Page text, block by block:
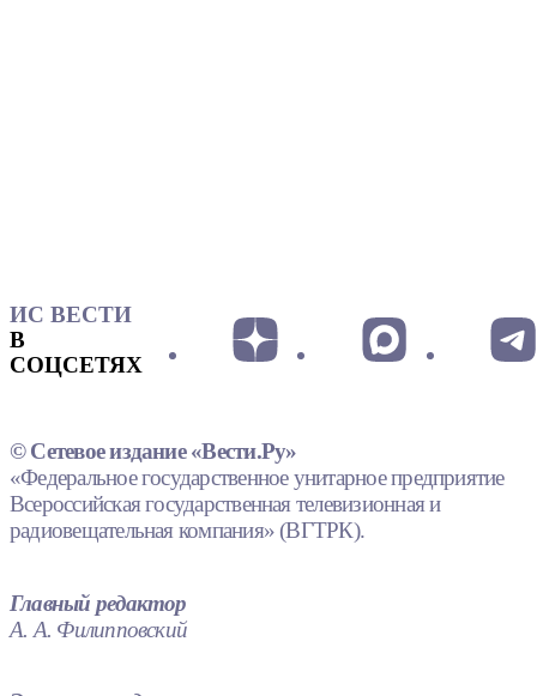
ИС ВЕСТИ
В
СОЦСЕТЯХ
© Сетевое издание «Вести.Ру»
«Федеральное государственное унитарное предприятие
Всероссийская государственная телевизионная и
радиовещательная компания» (ВГТРК).
Главный редактор
А. А. Филипповский